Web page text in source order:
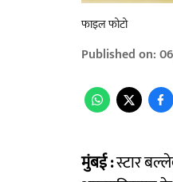
फाइल फोटो
Published on:
मुंबई :स्टार